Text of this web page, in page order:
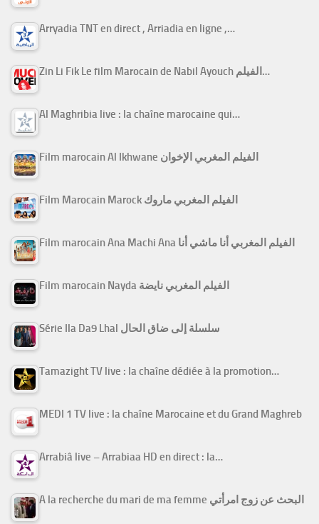
Arryadia TNT en direct , Arriadia en ligne ,…
Zin Li Fik Le film Marocain de Nabil Ayouch الفيلم…
Al Maghribia live : la chaîne marocaine qui…
Film marocain Al Ikhwane الفيلم المغربي الإخوان
Film Marocain Marock الفيلم المغربي ماروك
Film marocain Ana Machi Ana الفيلم المغربي أنا ماشي أنا
Film marocain Nayda الفيلم المغربي نايضة
Série Ila Da9 Lhal سلسلة إلى ضاق الحال
Tamazight TV live : la chaîne dédiée à la promotion…
MEDI 1 TV live : la chaîne Marocaine et du Grand Maghreb
Arrabiâ live – Arrabiaa HD en direct : la…
A la recherche du mari de ma femme البحث عن زوج امرأتي